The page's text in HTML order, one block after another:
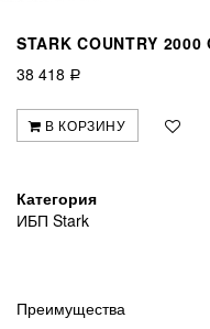
STARK COUNTRY
38 418 Р
В КОРЗИНУ
Категория
ИБП Stark
Преимущества